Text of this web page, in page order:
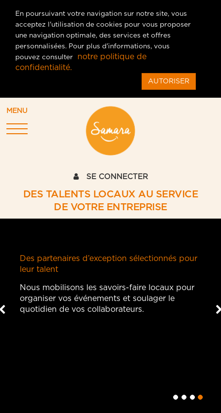
En poursuivant votre navigation sur notre site, vous
acceptez l'utilisation de cookies pour vous proposer
une navigation optimale, des services et offres
personnalisées. Pour plus d'informations, vous
pouvez consulter
notre politique de
confidentialité.
AUTORISER
MENU
SE CONNECTER
DES TALENTS LOCAUX AU SERVICE
DE VOTRE ENTREPRISE
Des partenaires d’exception sélectionnés pour
leur talent
Nous mobilisons les savoirs-faire locaux pour
organiser vos événements et soulager le
quotidien de vos collaborateurs.